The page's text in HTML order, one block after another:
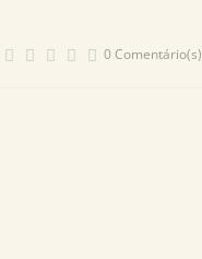
0 Comentário(s)